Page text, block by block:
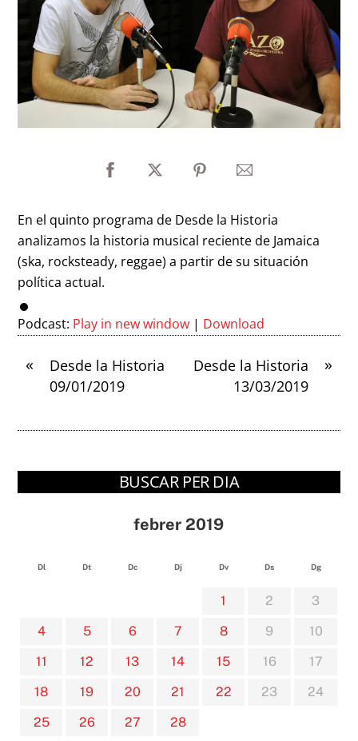
En el quinto programa de Desde la Historia
analizamos la historia musical reciente de Jamaica
(ska, rocksteady, reggae) a partir de su situación
política actual.
Podcast: Play in new window | Download
«
Desde la Historia
09/01/2019
»
Desde la Historia
13/03/2019
BUSCAR PER DIA
febrer 2019
Dl Dt Dc Dj Dv Ds Dg
1 2
3
4
5 6 7 8 9
10
11
12 13 14 15 16
17
18
19 20 21 22 23
24
25
26 27 28